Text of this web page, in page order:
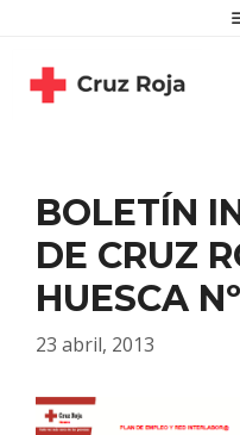
contenido
BOLETÍN
DE CRUZ
HUESCA
23 abril, 2013